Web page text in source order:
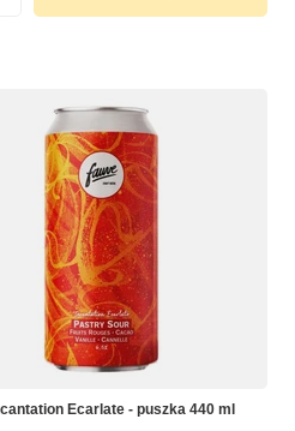
Ecarlate - puszka 440 ml